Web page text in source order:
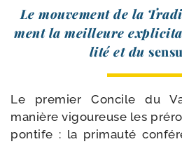
Le mou­ve­ment de la
ment la meilleure
li­té et du
Le pre­mier Concile du
manière vigou­reuse les
pon­tife : la pri­mau­té